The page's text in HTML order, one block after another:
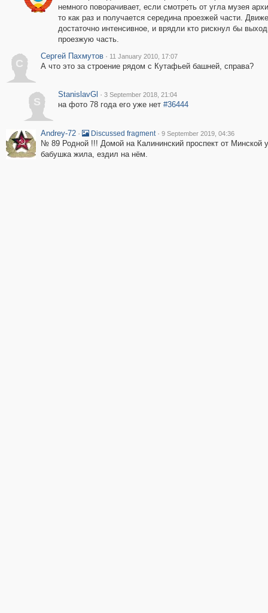
немного поворачивает, если смотреть от угла музея
то как раз и получается середина проезжей части.
достаточно интенсивное, и врядли кто рискнул бы
проезжую часть.
С
Сергей Пахмутов · 11 January 2010, 17:07
А что это за строение рядом с Кутафьей башней, справа?
S
StanislavGl · 3 September 2018, 21:04
на фото 78 года его уже нет #36444
Andrey-72 · Discussed fragment · 9 September 2019, 04:36
№ 89 Родной !!! Домой на Калининский проспект от Минской
бабушка жила, ездил на нём.